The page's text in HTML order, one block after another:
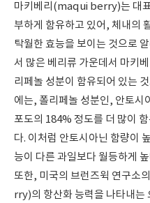
마키베리(maqui berry)는 대
부하게 함유하고 있어, 체내의
탁월한 효능을 보이는 것으로
서 많은 베리류 가운데서 마키
리페놀 성분이 함유되어 있는
에는, 폴리페놀 성분인, 안토시
포도의 184% 정도를 더 많이
다. 이처럼 안토시아닌 함량이
능이 다른 과일보다 월등하게
또한, 미국의 브런즈윅 연구소
rry)의 항산화 능력을 나타내는